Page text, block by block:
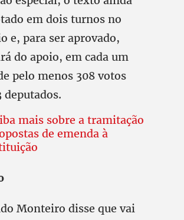
em dois turnos no
e, para ser aprovado,
do apoio, em cada um
pelo menos 308 votos
deputados.
mais sobre a tramitação
de emenda à
Monteiro disse que vai